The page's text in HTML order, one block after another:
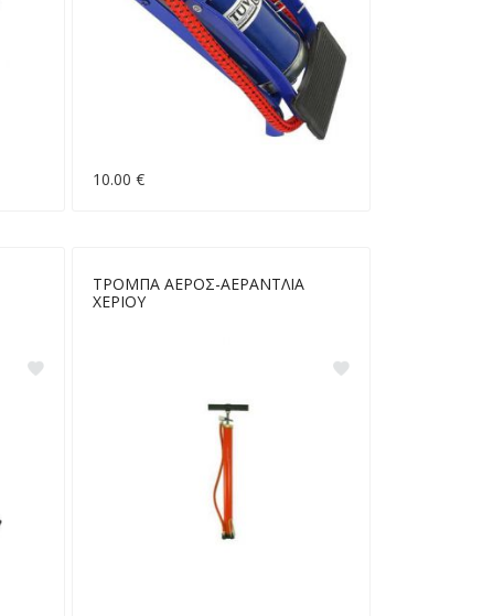
10.00 €
ΤΡΟΜΠΑ ΑΕΡΟΣ-ΑΕΡΑΝΤΛΙΑ
ΧΕΡΙΟΥ